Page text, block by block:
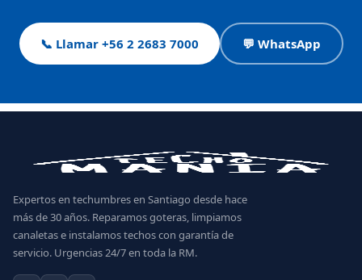
📞 Llamar +56 2 2683 7000 💬 WhatsApp
Expertos en techumbres en Santiago desde hace
más de 30 años. Reparamos goteras, limpiamos
canaletas e instalamos techos con garantía de
servicio. Urgencias 24/7 en toda la RM.